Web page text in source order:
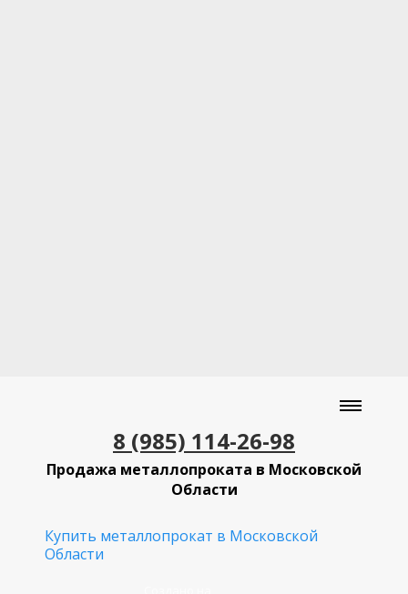
8 (985) 114-26-98
Продажа металлопроката в Московской
Области
Купить металлопрокат в Московской
Области